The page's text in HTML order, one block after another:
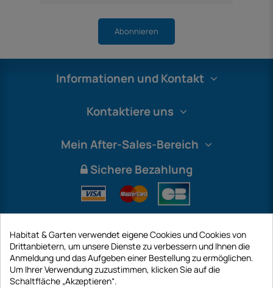
Abonnieren
Informationen und Kontakt
Kontaktiere uns
Mein After-Sales-Bereich
Sichere Bezahlung
Habitat & Garten verwendet eigene Cookies und Cookies von
Drittanbietern, um unsere Dienste zu verbessern und Ihnen die
Anmeldung und das Aufgeben einer Bestellung zu ermöglichen.
Um Ihrer Verwendung zuzustimmen, klicken Sie auf die
Schaltfläche „Akzeptieren“.